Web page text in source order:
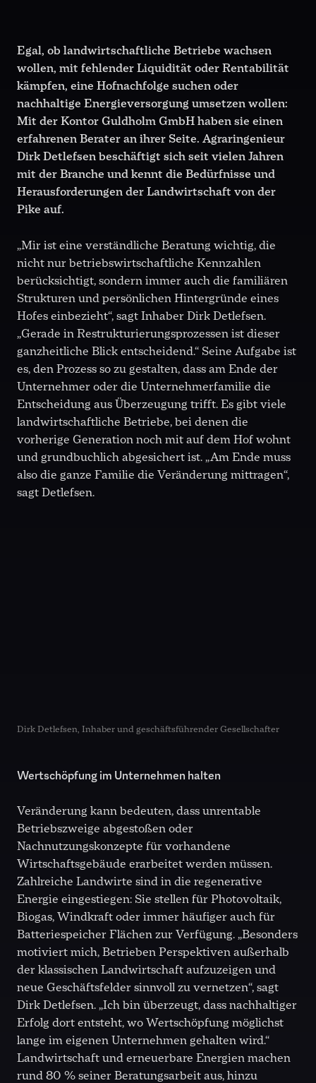
Egal, ob landwirtschaftliche Betriebe wachsen
wollen, mit fehlender Liquidität oder Rentabilität
kämpfen, eine Hofnachfolge suchen oder
nachhaltige Energieversorgung umsetzen wollen:
Mit der Kontor Guldholm GmbH haben sie einen
erfahrenen Berater an ihrer Seite. Agraringenieur
Dirk Detlefsen beschäftigt sich seit vielen Jahren
mit der Branche und kennt die Bedürfnisse und
Herausforderungen der Landwirtschaft von der
Pike auf.
„Mir ist eine verständliche Beratung wichtig, die
nicht nur betriebswirtschaftliche Kennzahlen
berücksichtigt, sondern immer auch die familiären
Strukturen und persönlichen Hintergründe eines
Hofes einbezieht“, sagt Inhaber Dirk Detlefsen.
„Gerade in Restrukturierungsprozessen ist dieser
ganzheitliche Blick entscheidend.“ Seine Aufgabe ist
es, den Prozess so zu gestalten, dass am Ende der
Unternehmer oder die Unternehmerfamilie die
Entscheidung aus Überzeugung trifft. Es gibt viele
landwirtschaftliche Betriebe, bei denen die
vorherige Generation noch mit auf dem Hof wohnt
und grundbuchlich abgesichert ist. „Am Ende muss
also die ganze Familie die Veränderung mittragen“,
sagt Detlefsen.
Dirk Detlefsen, Inhaber und geschäftsführender Gesellschafter
Wertschöpfung im Unternehmen halten
Veränderung kann bedeuten, dass unrentable
Betriebszweige abgestoßen oder
Nachnutzungskonzepte für vorhandene
Wirtschaftsgebäude erarbeitet werden müssen.
Zahlreiche Landwirte sind in die regenerative
Energie eingestiegen: Sie stellen für Photovoltaik,
Biogas, Windkraft oder immer häufiger auch für
Batteriespeicher Flächen zur Verfügung. „Besonders
motiviert mich, Betrieben Perspektiven außerhalb
der klassischen Landwirtschaft aufzuzeigen und
neue Geschäftsfelder sinnvoll zu vernetzen“, sagt
Dirk Detlefsen. „Ich bin überzeugt, dass nachhaltiger
Erfolg dort entsteht, wo Wertschöpfung möglichst
lange im eigenen Unternehmen gehalten wird.“
Landwirtschaft und erneuerbare Energien machen
rund80 %seiner Beratungsarbeit aus, hinzu